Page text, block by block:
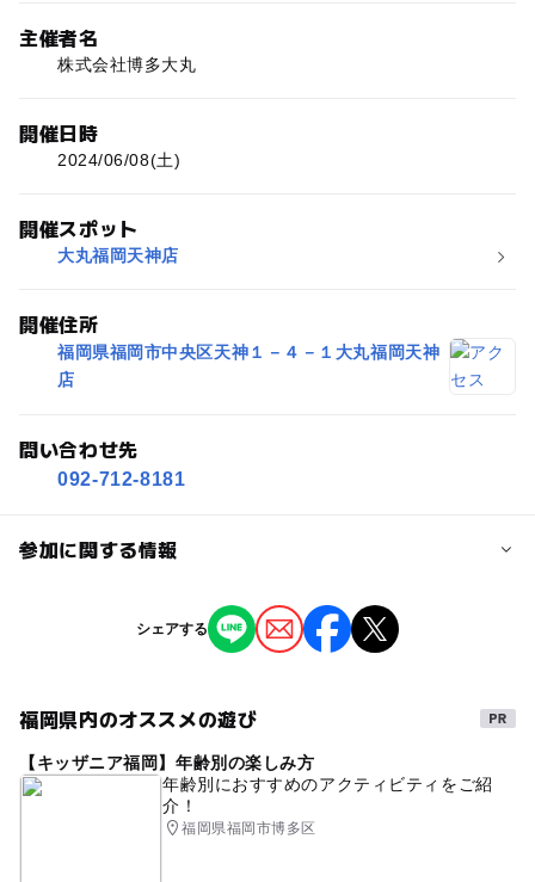
主催者名
株式会社博多大丸
開催日時
2024/06/08(土)
開催スポット
大丸福岡天神店
開催住所
福岡県福岡市中央区天神１－４－１大丸福岡天神
店
問い合わせ先
092-712-8181
参加に関する情報
3歳･4歳･5歳･6歳(幼児) 小学生中学生･高校生
予約/応募
シェアする
福岡県内のオススメの遊び
【キッザニア福岡】年齢別の楽しみ方
年齢別におすすめのアクティビティをご紹
介！
福岡県福岡市博多区